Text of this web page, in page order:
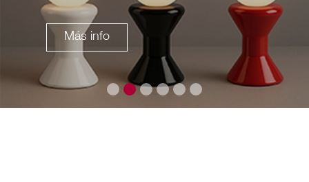
Más info